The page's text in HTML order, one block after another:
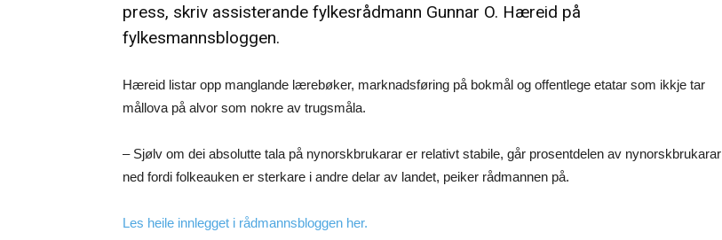
press, skriv assisterande fylkesrådmann Gunnar O. Hæreid på
fylkesmannsbloggen.
Hæreid listar opp manglande lærebøker, marknadsføring på bokmål og offentlege etatar som ikkje tar
mållova på alvor som nokre av trugsmåla.
– Sjølv om dei absolutte tala på nynorskbrukarar er relativt stabile, går prosentdelen av nynorskbrukarar
ned fordi folkeauken er sterkare i andre delar av landet, peiker rådmannen på.
Les heile innlegget i rådmannsbloggen her.